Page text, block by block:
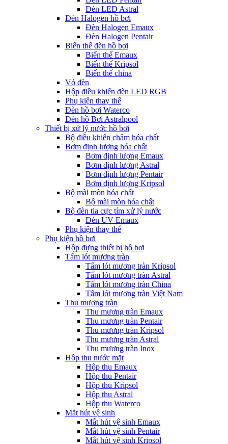
Đèn LED Astral
Đèn Halogen hồ bơi
Đèn Halogen Emaux
Đèn Halogen Pentair
Biến thế đèn hồ bơi
Biến thế Emaux
Biến thế Kripsol
Biến thế china
Vỏ đèn
Hộp điều khiển đèn LED RGB
Phụ kiện thay thế
Đèn hồ bơi Waterco
Đèn hồ Bơi Astralpool
Thiết bị xử lý nước hồ bơi
Bộ điều khiển châm hóa chất
Bơm định lượng hóa chất
Bơm định lượng Emaux
Bơm định lượng Astral
Bơm định lượng Pentair
Bơm định lượng Kripsol
Bộ mài mòn hóa chất
Bộ mài mòn hóa chất
Bộ đèn tia cực tím xử lý nước
Đèn UV Emaux
Phụ kiện thay thế
Phụ kiện hồ bơi
Hộp đựng thiết bị hồ bơi
Tấm lót mương tràn
Tấm lót mương tràn Kripsol
Tấm lót mương tràn Astral
Tấm lót mương tràn China
Tấm lót mương tràn Việt Nam
Thu mương tràn
Thu mương tràn Emaux
Thu mương tràn Pentair
Thu mương tràn Kripsol
Thu mương tràn Astral
Thu mương tràn Inox
Hôp thu nước mặt
Hộp thu Emaux
Hộp thu Pentair
Hộp thu Kripsol
Hộp thu Astral
Hộp thu Waterco
Mắt hút vệ sinh
Mắt hút vệ sinh Emaux
Mắt hút vệ sinh Pentair
Mắt hút vệ sinh Kripsol